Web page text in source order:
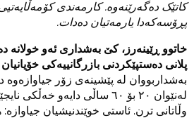
کاتێک دەگەرێنەوە. کارمەندی کۆمەڵایەتیی
پڕۆسەکەدا یارمەتیان دەدات.
خاتوو ڕێینەرز، کێ بەشداری ئەو خولانە
پلانی دەستپێکردنی بازرگانییەکی
بەشداربووان لە پێشینەی زۆر جیاوازەوە
لەنێوان ٢٠ بۆ ٦٠ ساڵی دایەو
وڵاتانی ترن. ئاستی خوێندنیشیان